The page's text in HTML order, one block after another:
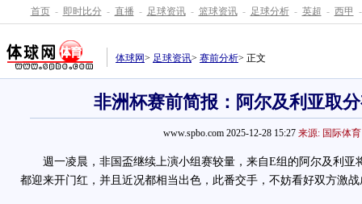
首页 - 即时比分 - 直播 - 足球资讯 - 篮球资讯 - 足球分析 - 英超 - 西甲 -
体球网> 足球资讯> 赛前分析> 正文
非洲杯赛前简报：阿尔及利亚取
www.spbo.com 2025-12-28 15:27 来源: 国际体育
週一凌晨，非国盃继续上演小组赛较量，来自E组的阿尔及利亚
都迎来开门红，并且近况都相当出色，此番交手，不妨看好双方激